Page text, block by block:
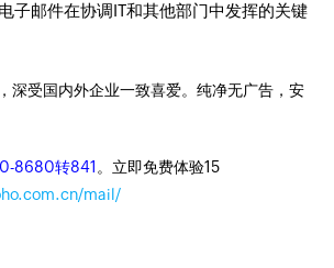
子邮件在协调IT和其他部门中发挥的关键
，深受国内外企业一致喜爱。纯净无广告，安
8680转841 。立即免费体验15
mail/